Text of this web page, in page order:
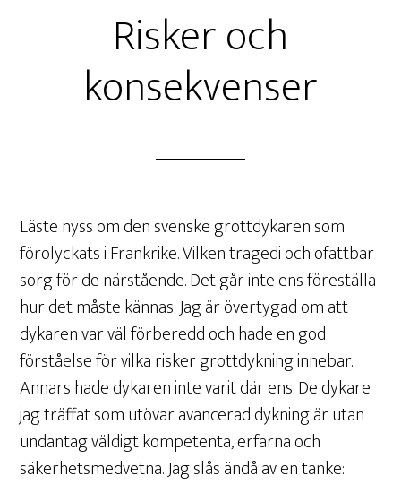
Risker och
konsekvenser
Läste nyss om den svenske grottdykaren som
förolyckats i Frankrike. Vilken tragedi och ofattbar
sorg för de närstående. Det går inte ens föreställa
hur det måste kännas. Jag är övertygad om att
dykaren var väl förberedd och hade en god
förståelse för vilka risker grottdykning innebar.
Annars hade dykaren inte varit där ens. De dykare
jag träffat som utövar avancerad dykning är utan
undantag väldigt kompetenta, erfarna och
säkerhetsmedvetna. Jag slås ändå av en tanke: